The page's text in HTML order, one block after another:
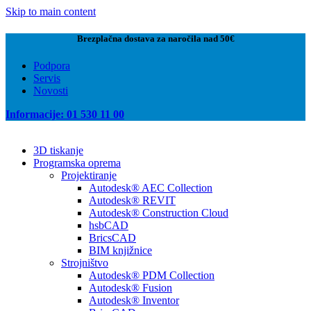
Skip to main content
Brezplačna dostava za naročila nad 50€
Podpora
Servis
Novosti
Informacije: 01 530 11 00
3D tiskanje
Programska oprema
Projektiranje
Autodesk® AEC Collection
Autodesk® REVIT
Autodesk® Construction Cloud
hsbCAD
BricsCAD
BIM knjižnice
Strojništvo
Autodesk® PDM Collection
Autodesk® Fusion
Autodesk® Inventor